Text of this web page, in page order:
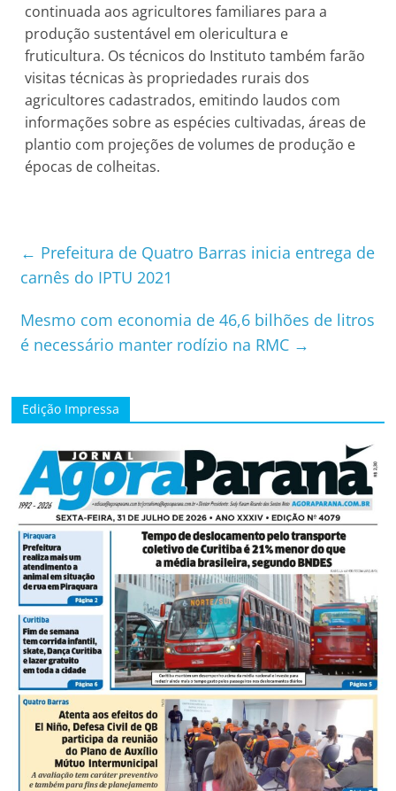
continuada aos agricultores familiares para a
produção sustentável em olericultura e
fruticultura. Os técnicos do Instituto também farão
visitas técnicas às propriedades rurais dos
agricultores cadastrados, emitindo laudos com
informações sobre as espécies cultivadas, áreas de
plantio com projeções de volumes de produção e
épocas de colheitas.
← Prefeitura de Quatro Barras inicia entrega de
carnês do IPTU 2021
Mesmo com economia de 46,6 bilhões de litros
é necessário manter rodízio na RMC →
Edição Impressa